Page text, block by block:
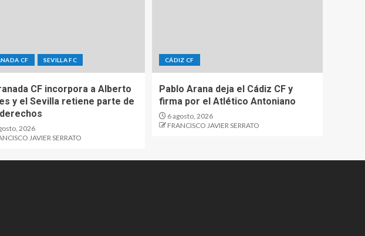
CF SEVILLA FC
CF incorpora a Alberto
y el Sevilla retiene parte de
2026
JAVIER SERRATO
CÁDIZ CF
Pablo Arana deja el Cádiz CF y
firma por el Atlético Antoniano
6 agosto, 2026
FRANCISCO JAVIER SERRATO